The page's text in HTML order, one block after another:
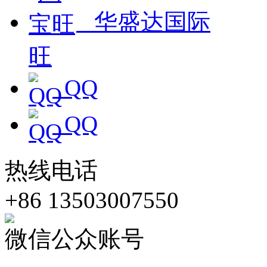
华盛达国际
QQ
QQ
热线电话
+86 13503007550
微信公众账号